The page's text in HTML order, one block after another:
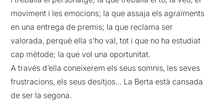
moviment i les emocions; la que assaja els agraïments
en una entrega de premis; la que reclama ser
valorada, perquè ella s’ho val, tot i que no ha estudiat
cap mètode; la que vol una oportunitat.
A través d’ella coneixerem els seus somnis, les seves
frustracions, els seus desitjos… La Berta està cansada
de ser la segona.